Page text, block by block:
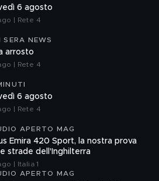
6 agosto
| Rete 4
SERA NEWS
arrosto
| Rete 4
6 agosto
| Rete 4
APERTO MAG
Emira 420 Sport, la nostra prova
strade dell'Inghilterra
| Italia 1
APERTO MAG